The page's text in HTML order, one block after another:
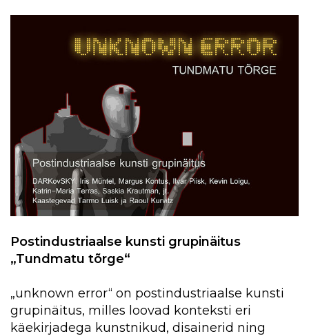
Postindustriaalse kunsti grupinäitus
„Tundmatu tõrge“
„unknown error“ on postindustriaalse kunsti
grupinäitus, milles loovad konteksti eri
käekirjadega kunstnikud, disainerid ning